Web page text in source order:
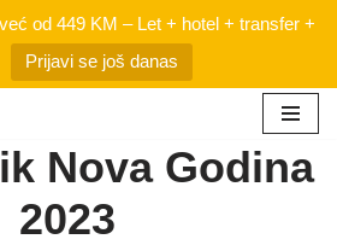
od 449 KM – Let + hotel + transfer +
Prijavi se još danas
Nova Godina
2023